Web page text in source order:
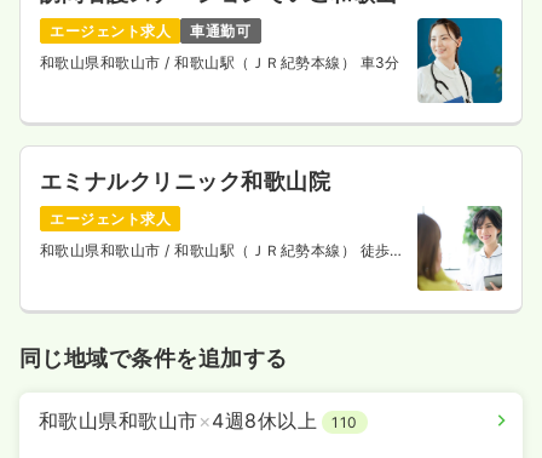
エージェント求人
車通勤可
和歌山県和歌山市 / 和歌山駅（ＪＲ紀勢本線） 車3分
エミナルクリニック和歌山院
エージェント求人
和歌山県和歌山市 / 和歌山駅（ＪＲ紀勢本線） 徒歩5
同じ地域で条件を追加する
和歌山県和歌山市×4週8休以上 110